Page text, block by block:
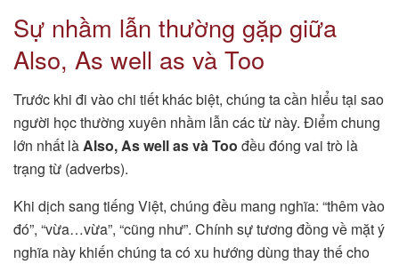
Sự nhầm lẫn thường gặp giữa
Also, As well as và Too
Trước khi đi vào chi tiết khác biệt, chúng ta cần hiểu tại sao
người học thường xuyên nhầm lẫn các từ này. Điểm chung
lớn nhất làAlso, As well as và Too đều đóng vai trò là
trạng từ (adverbs).
Khi dịch sang tiếng Việt, chúng đều mang nghĩa: “thêm vào
đó”, “vừa…vừa”, “cũng như”. Chính sự tương đồng về mặt ý
nghĩa này khiến chúng ta có xu hướng dùng thay thế cho